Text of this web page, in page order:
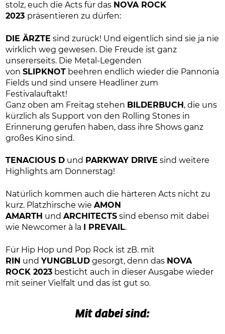
stolz, euch die Acts für das NOVA ROCK
2023 präsentieren zu dürfen:
DIE ÄRZTE sind zurück! Und eigentlich sind sie ja nie
wirklich weg gewesen. Die Freude ist ganz
unsererseits. Die Metal-Legenden
vonSLIPKNOT beehren endlich wieder die Pannonia
Fields und sind unsere Headliner zum
Festivalauftakt!
Ganz oben am Freitag stehen BILDERBUCH , die uns
kürzlich als Support von den Rolling Stones in
Erinnerung gerufen haben, dass ihre Shows ganz
großes Kino sind.
TENACIOUS D und PARKWAY DRIVE sind weitere
Highlights am Donnerstag!
Natürlich kommen auch die härteren Acts nicht zu
kurz. Platzhirsche wieAMON
AMARTH undARCHITECTS sind ebenso mit dabei
wie Newcomer à la
I PREVAIL.
Für Hip Hop und Pop Rock ist zB. mit
RIN undYUNGBLUD gesorgt, denn das NOVA
ROCK 2023 besticht auch in dieser Ausgabe wieder
mit seiner Vielfalt und das ist gut so.
Mit dabei sind: